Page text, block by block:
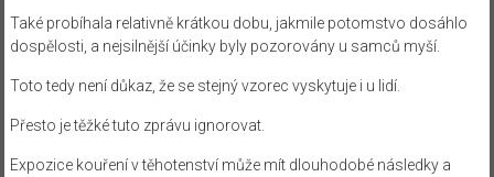
Také probíhala relativně krátkou dobu, jakmile potomstvo dosáhlo
dospělosti, a nejsilnější účinky byly pozorovány u samců myší.
Toto tedy není důkaz, že se stejný vzorec vyskytuje i u lidí.
Přesto je těžké tuto zprávu ignorovat.
Expozice kouření v těhotenství může mít dlouhodobé následky a